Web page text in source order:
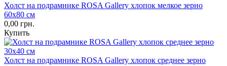
Холст на подрамнике ROSA Gallery хлопок мелкое зерно
60х80 см
0,00 грн.
Купить
Холст на подрамнике ROSA Gallery хлопок среднее зерно